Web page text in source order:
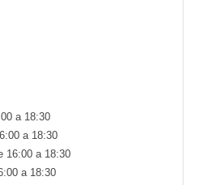
a 18:30
a 18:30
16:00 a 18:30
a 18:30